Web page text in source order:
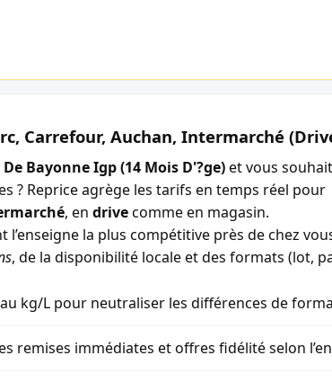
Carrefour, Auchan, Intermarché
Bayonne Igp (14 Mois D'?ge)et vous
? Reprice agrège les tarifs en temps réel pour
, en drivecomme en magasin.
l’enseigne la plus compétitive près de chez
, de la disponibilité locale et des formats (lot,
kg/L pour neutraliser les différences de
remises immédiates et offres fidélité selon